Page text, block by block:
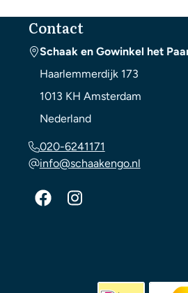
Contact
Schaak en Gowinkel het
Haarlemmerdijk 173
1013 KH Amsterdam
Nederland
020-6241171
info@schaakengo.nl